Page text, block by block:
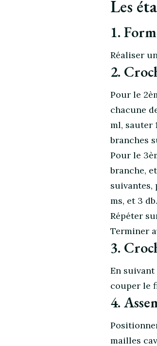
Les
1.
Réaliser
2.
Pour le
chacune
ml, sauter
branches
Pour le
branche,
suivantes,
ms, et 3 db.
Répéter
Terminer
3.
En
couper le
4.
mailles